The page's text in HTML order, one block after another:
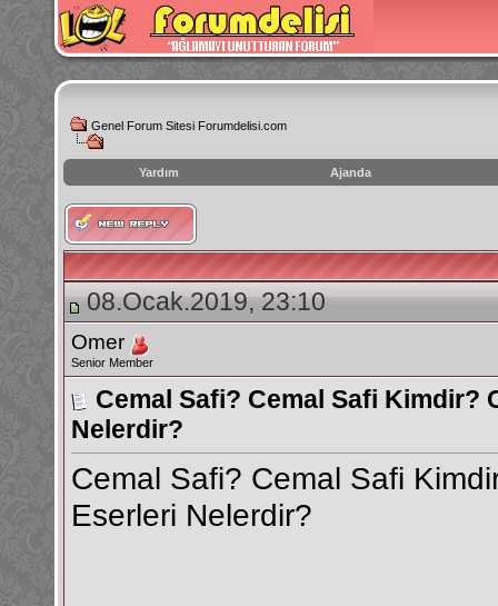
Genel Forum Sitesi Forumdelisi.com
Yardım Ajanda
instagram
izlenme
hilesi
08.Ocak.2019, 23:10
Omer
Senior Member
Cemal Safi? Cemal Safi Kimdir?
Nelerdir?
Cemal Safi? Cemal Safi
Eserleri Nelerdir?